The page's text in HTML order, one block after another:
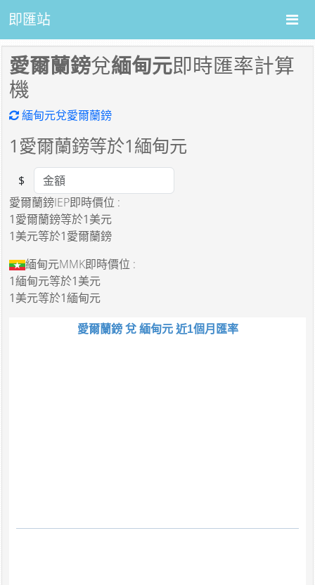
即匯站
愛爾蘭鎊兌緬甸元即時匯率計算
機
緬甸元兌愛爾蘭鎊
1 愛爾蘭鎊等於1緬甸元
Amount
$
愛爾蘭鎊IEP即時價位 :
1愛爾蘭鎊等於1美元
1美元等於1愛爾蘭鎊
緬甸元MMK即時價位 :
1緬甸元等於1美元
1美元等於1緬甸元
愛爾蘭鎊 兌 緬甸元 近1個月匯率